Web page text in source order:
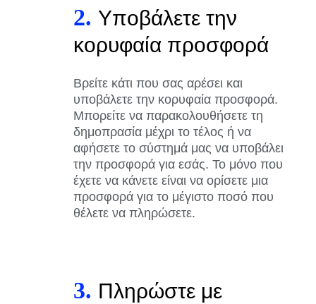
2. Υποβάλετε την
κορυφαία προσφορά
Βρείτε κάτι που σας αρέσει και
υποβάλετε την κορυφαία προσφορά.
Μπορείτε να παρακολουθήσετε τη
δημοπρασία μέχρι το τέλος ή να
αφήσετε το σύστημά μας να υποβάλει
την προσφορά για εσάς. Το μόνο που
έχετε να κάνετε είναι να ορίσετε μια
προσφορά για το μέγιστο ποσό που
θέλετε να πληρώσετε.
3. Πληρώστε με